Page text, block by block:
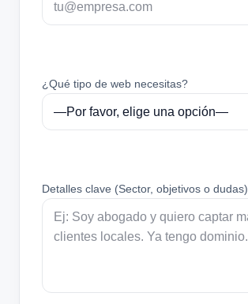
¿Qué tipo de web necesitas?
Detalles clave (Sector, objetivos o dudas)